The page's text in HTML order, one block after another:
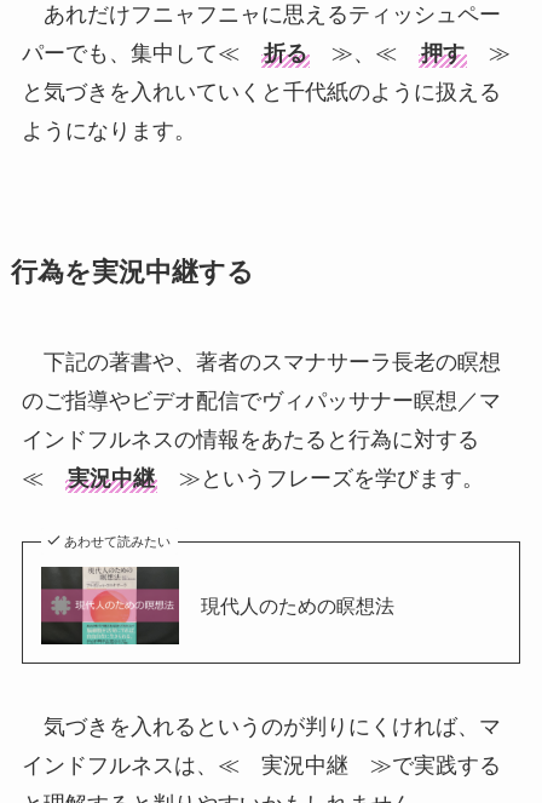
あれだけフニャフニャに思えるティッシュペー
パーでも、集中して≪ 折る≫、≪ 押す≫
と気づきを入れいていくと千代紙のように扱える
ようになります。
行為を実況中継する
下記の著書や、著者のスマナサーラ長老の瞑想
のご指導やビデオ配信でヴィパッサナー瞑想／マ
インドフルネスの情報をあたると行為に対する
≪ 実況中継≫というフレーズを学びます。
あわせて読みたい
現代人のための瞑想法
気づきを入れるというのが判りにくければ、マ
インドフルネスは、≪ 実況中継 ≫で実践する